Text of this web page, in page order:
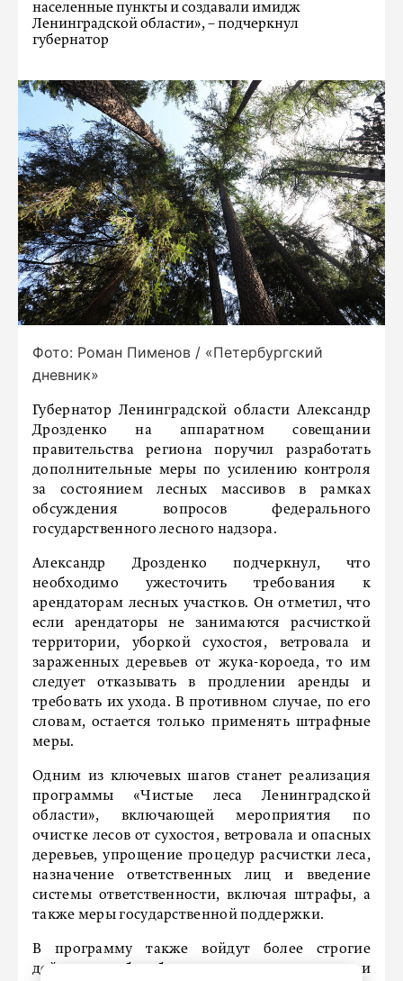
населенные пункты и создавали имидж
Ленинградской области», – подчеркнул
губернатор
Фото: Роман Пименов / «Петербургский
дневник»
Губернатор Ленинградской области Александр
Дрозденко на аппаратном совещании
правительства региона поручил разработать
дополнительные меры по усилению контроля
за состоянием лесных массивов в рамках
обсуждения вопросов федерального
государственного лесного надзора.
Александр Дрозденко подчеркнул, что
необходимо ужесточить требования к
арендаторам лесных участков. Он отметил, что
если арендаторы не занимаются расчисткой
территории, уборкой сухостоя, ветровала и
зараженных деревьев от жука-короеда, то им
следует отказывать в продлении аренды и
требовать их ухода. В противном случае, по его
словам, остается только применять штрафные
меры.
Одним из ключевых шагов станет реализация
программы «Чистые леса Ленинградской
области», включающей мероприятия по
очистке лесов от сухостоя, ветровала и опасных
деревьев, упрощение процедур расчистки леса,
назначение ответственных лиц и введение
системы ответственности, включая штрафы, а
также меры государственной поддержки.
В программу также войдут более строгие
действия по борьбе с незаконными свалками и